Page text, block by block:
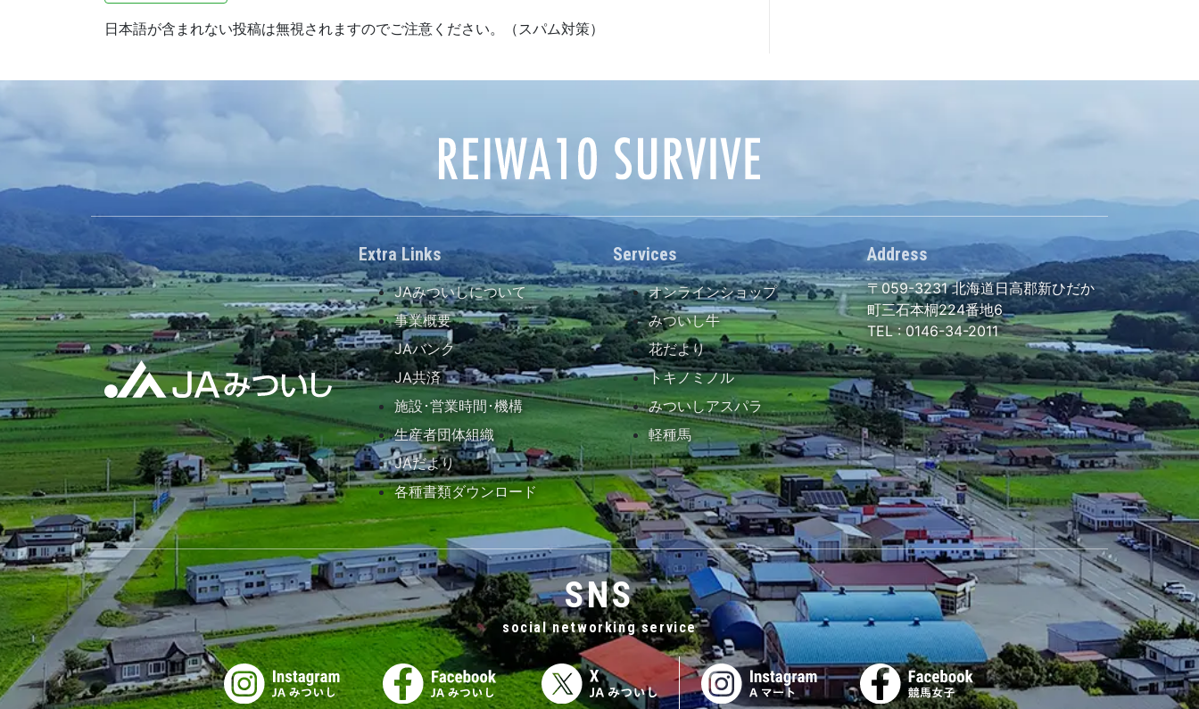
日本語が含まれない投稿は無視されますのでご注意ください。（スパム対策）
Extra Links
JAみついしについて
事業概要
JAバンク
JA共済
施設･営業時間･機構
生産者団体組織
JAだより
各種書類ダウンロード
Services
オンラインショップ
みついし牛
花だより
トキノミノル
みついしアスパラ
軽種馬
Address
〒059-3231北海道日高郡新ひだか
町三石本桐224番地6
TEL :0146-34-2011
SNS
social networking service